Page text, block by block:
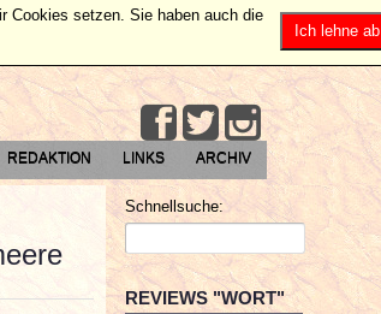
REDAKTION LINKS ARCHIV
Schnellsuche:
REVIEWS "WORT"
Ich lehne ab
Cookies setzen. Sie haben auch die